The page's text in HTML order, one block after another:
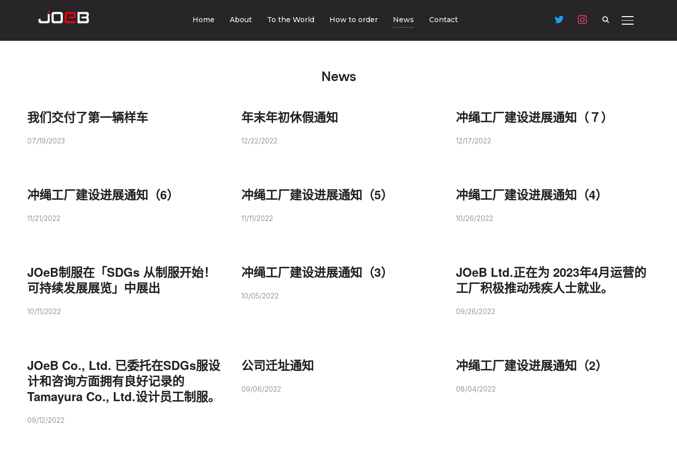
Toggle
Home About To the World How to order News Contact
News
我们交付了第一辆样车
07/19/2023
年末年初休假通知
12/22/2022
冲绳工厂建设进展通知（７）
12/17/2022
冲绳工厂建设进展通知（6）
11/21/2022
冲绳工厂建设进展通知（5）
11/11/2022
冲绳工厂建设进展通知（4）
10/26/2022
JOeB制服在「SDGs 从制服开始！
可持续发展展览」中展出
10/11/2022
冲绳工厂建设进展通知（3）
10/05/2022
JOeB Ltd.正在为 2023年4月运营的
工厂积极推动残疾人士就业。
09/26/2022
JOeB Co., Ltd. 已委托在SDGs服设
计和咨询方面拥有良好记录的
Tamayura Co., Ltd.设计员工制服。
09/12/2022
公司迁址通知
09/06/2022
冲绳工厂建设进展通知（2）
08/04/2022